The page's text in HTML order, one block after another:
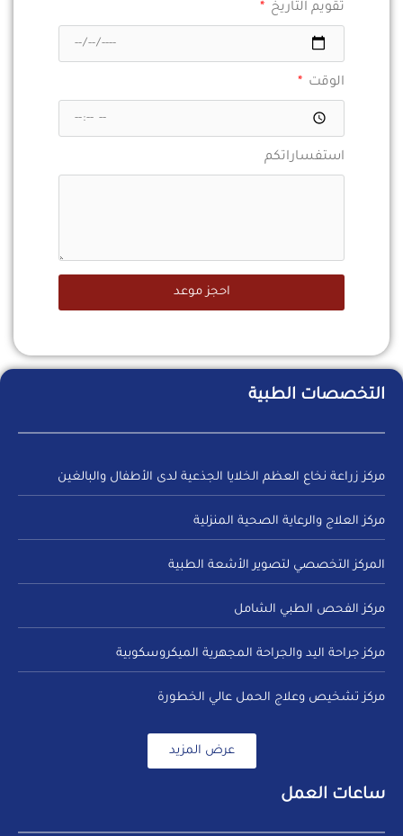
تقويم التاريخ
الوقت
استفساراتكم
احجز موعد
التخصصات الطبية
مركز زراعة نخاع العظم الخلايا الجذعية لدى الأطفال والبالغين
مركز العلاج والرعاية الصحية المنزلية
المركز التخصصي لتصوير الأشعة الطبية
مركز الفحص الطبي الشامل
مركز جراحة اليد والجراحة المجهرية الميكروسكوبية
مركز تشخيص وعلاج الحمل عالي الخطورة
عرض المزيد
ساعات العمل